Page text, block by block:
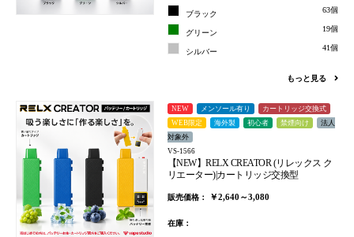
ブラック 63個
グリーン 19個
シルバー 41個
もっと見る
NEW メンソール有り
カートリッジ交換式
WEB限定
海外製 初心者 禁煙向け
法人
対象外
VS-1566
【NEW】RELX CREATOR (リレックス ク
リエーター)|カートリッジ交換型
販売価格： ￥2,640～3,080
在庫：